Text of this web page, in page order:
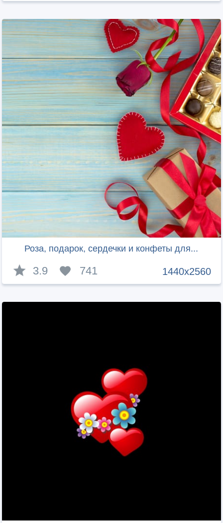
Роза, подарок, сердечки и конфеты для...
1440x2560
3.9 741